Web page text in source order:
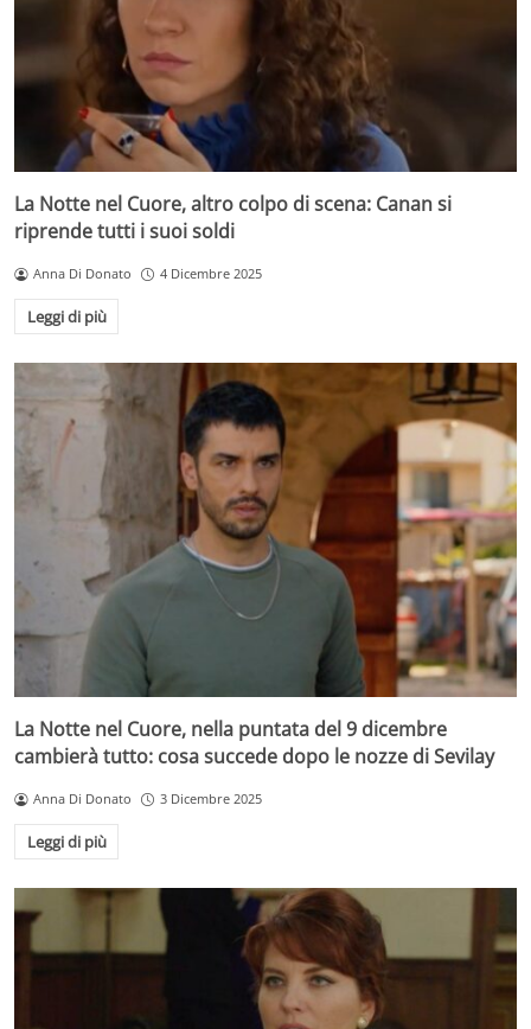
La Notte nel Cuore, altro colpo di scena: Canan si
riprende tutti i suoi soldi
Anna Di Donato 4 Dicembre 2025
Leggi di più
La Notte nel Cuore, nella puntata del 9 dicembre
cambierà tutto: cosa succede dopo le nozze di Sevilay
Anna Di Donato 3 Dicembre 2025
Leggi di più